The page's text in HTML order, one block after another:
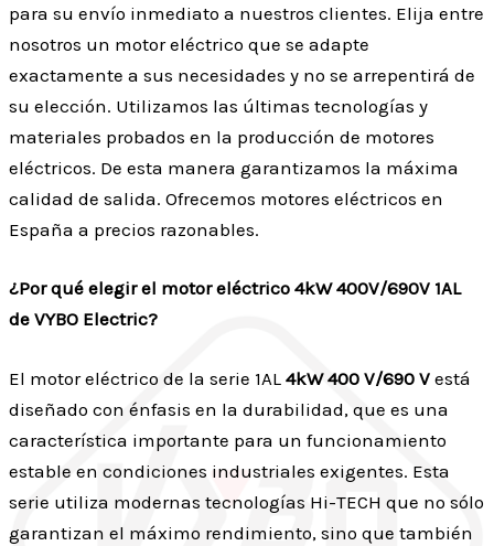
para su envío inmediato a nuestros clientes. Elija entre
nosotros un motor eléctrico que se adapte
exactamente a sus necesidades y no se arrepentirá de
su elección. Utilizamos las últimas tecnologías y
materiales probados en la producción de motores
eléctricos. De esta manera garantizamos la máxima
calidad de salida. Ofrecemos motores eléctricos en
España a precios razonables.
¿Por qué elegir el motor eléctrico 4kW 400V/690V 1AL
de VYBO Electric?
El motor eléctrico de la serie 1AL 4kW 400 V/690 V está
diseñado con énfasis en la durabilidad, que es una
característica importante para un funcionamiento
estable en condiciones industriales exigentes. Esta
serie utiliza modernas tecnologías Hi-TECH que no sólo
garantizan el máximo rendimiento, sino que también